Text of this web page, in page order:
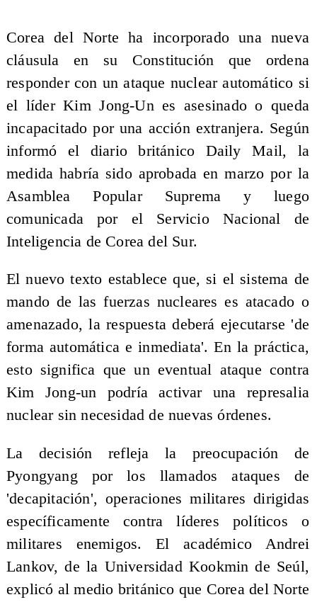
Corea del Norte ha incorporado una nueva
cláusula en su Constitución que ordena
responder con un ataque nuclear automático si
el líder Kim Jong-Un es asesinado o queda
incapacitado por una acción extranjera. Según
informó el diario británico Daily Mail, la
medida habría sido aprobada en marzo por la
Asamblea Popular Suprema y luego
comunicada por el Servicio Nacional de
Inteligencia de Corea del Sur.
El nuevo texto establece que, si el sistema de
mando de las fuerzas nucleares es atacado o
amenazado, la respuesta deberá ejecutarse 'de
forma automática e inmediata'. En la práctica,
esto significa que un eventual ataque contra
Kim Jong-un podría activar una represalia
nuclear sin necesidad de nuevas órdenes.
La decisión refleja la preocupación de
Pyongyang por los llamados ataques de
'decapitación', operaciones militares dirigidas
específicamente contra líderes políticos o
militares enemigos. El académico Andrei
Lankov, de la Universidad Kookmin de Seúl,
explicó al medio británico que Corea del Norte